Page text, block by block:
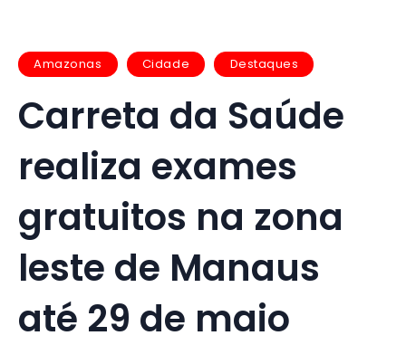
Amazonas Cidade Destaques
Carreta da Saúde
realiza exames
gratuitos na zona
leste de Manaus
até 29 de maio